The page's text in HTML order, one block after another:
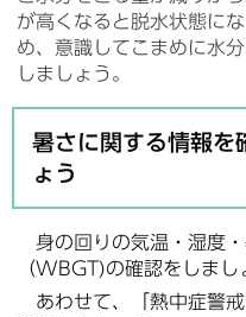
が高くなると脱水状態に
め、意識してこまめに水
しましょう。
暑さに関する情報を
ょう
身の回りの気温・湿度
（WBGT)の確認をしまし
あわせて、「熱中症警